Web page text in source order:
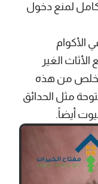
لمنع دخول
الأكوام
الغير
من هذه
مثل الحدائق
أيضاً.